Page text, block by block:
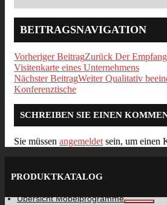
BEITRAGSNAVIGATION
Vorheriger BeitragZurück Der
Visitenkarte eines Unternehmens
Nächster BeitragWeiter Qualitativ
Konferenztische
SCHREIBEN SIE EINEN
Sie müssen angemeldet sein, um einen
PRODUKTKATALOG
Übersicht Möbelprogramme